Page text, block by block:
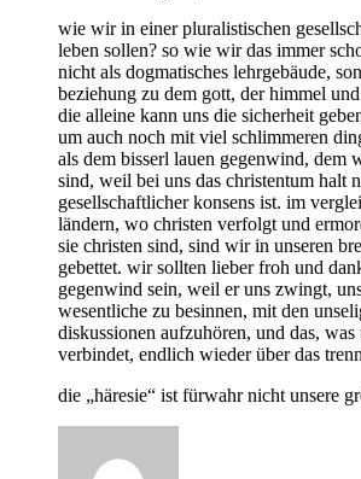
wie wir in einer pluralistischen
leben sollen? so wie wir das immer
nicht als dogmatisches lehrgebäude,
beziehung zu dem gott, der himmel
die alleine kann uns die sicherheit
um auch noch mit viel schlimmeren
als dem bisserl lauen gegenwind, dem
sind, weil bei uns das christentum halt
gesellschaftlicher konsens ist. im
ländern, wo christen verfolgt und
sie christen sind, sind wir in unseren
gebettet. wir sollten lieber froh und
gegenwind sein, weil er uns zwingt,
wesentliche zu besinnen, mit den
diskussionen aufzuhören, und das, was
verbindet, endlich wieder über das
die „häresie“ ist fürwahr nicht unsere